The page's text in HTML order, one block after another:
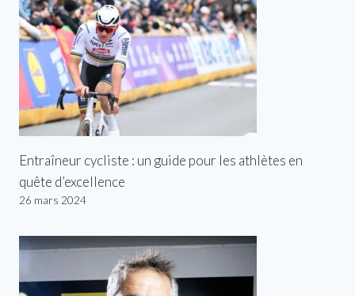
Entraîneur cycliste : un guide pour les athlètes en
quête d’excellence
26 mars 2024